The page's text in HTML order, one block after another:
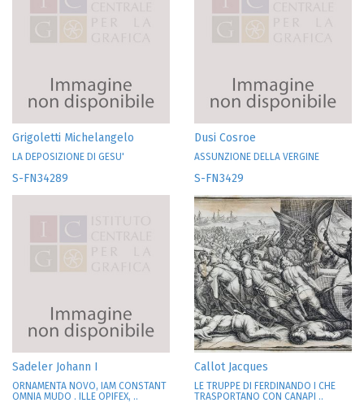
Grigoletti Michelangelo
LA DEPOSIZIONE DI GESU'
Dusi Cosroe
ASSUNZIONE DELLA VERGINE
S-FN34289
Sadeler Johann I
ORNAMENTA NOVO, IAM CONSTANT
OMNIA MUDO . ILLE OPIFEX, ..
S-FN3429
Callot Jacques
LE TRUPPE DI FERDINANDO I CHE
TRASPORTANO CON CANAPI ..